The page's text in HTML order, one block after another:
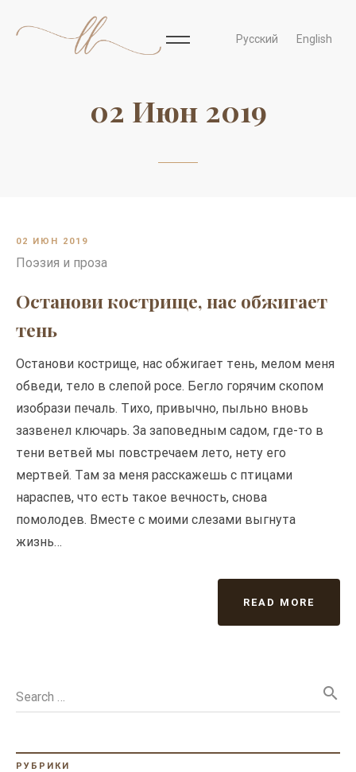
Русский English
02 Июн 2019
02 ИЮН 2019
Поэзия и проза
Останови кострище, нас обжигает
тень
Останови кострище, нас обжигает тень, мелом меня
обведи, тело в слепой росе. Бегло горячим скопом
изобрази печаль. Тихо, привычно, пыльно вновь
зазвенел ключарь. За заповедным садом, где-то в
тени ветвей мы повстречаем лето, нету его
мертвей. Там за меня расскажешь с птицами
нараспев, что есть такое вечность, снова
помолодев. Вместе с моими слезами выгнута
жизнь…
READ MORE
Search … search
РУБРИКИ